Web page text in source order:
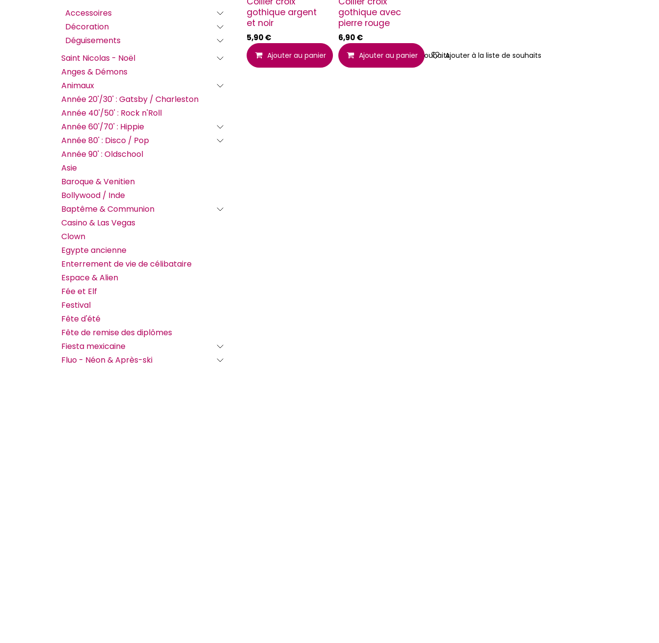
Accessoires
Décoration
Déguisements
Saint Nicolas - Noël
Anges & Démons
Animaux
Année 20'/30' : Gatsby / Charleston
Année 40'/50' : Rock n'Roll
Année 60'/70' : Hippie
Année 80' : Disco / Pop
Année 90' : Oldschool
Asie
Baroque & Venitien
Bollywood / Inde
Baptême & Communion
Casino & Las Vegas
Clown
Egypte ancienne
Enterrement de vie de célibataire
Espace & Alien
Fée et Elf
Festival
Fête d'été
Fête de remise des diplômes
Fiesta mexicaine
Fluo - Néon & Après-ski
gothique argent
et noir
5,90€
Ajouter au panier Ajouter à la liste de souhaits
gothique avec
pierre rouge
6,90€
Ajouter au panier Ajouter à la liste de souhaits